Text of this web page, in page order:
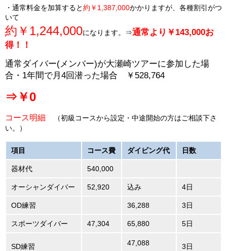
・通常料金を加算すると約￥1,387,000かかりますが、各種割引がつ
いて
約￥1,244,000になります。⇒通常より￥143,000お
得！！
通常ダイバー(メンバー)が大瀬崎ツアーに参加した場
合・1年間で月4回潜った場合 ￥528,764
⇒￥0
コース明細
（初級コースから設定・中途開始の方はご相談下さ
い。）
項目 コース費 ダイビング代 日数
器材代 540,000
オーシャンダイバー 52,920 込み 4日
OD練習 36,288 3日
スポーツダイバー 47,304 65,880 5日
SD練習 47,088 3日